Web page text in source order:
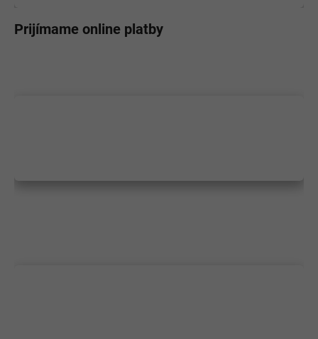
Prijímame online platby